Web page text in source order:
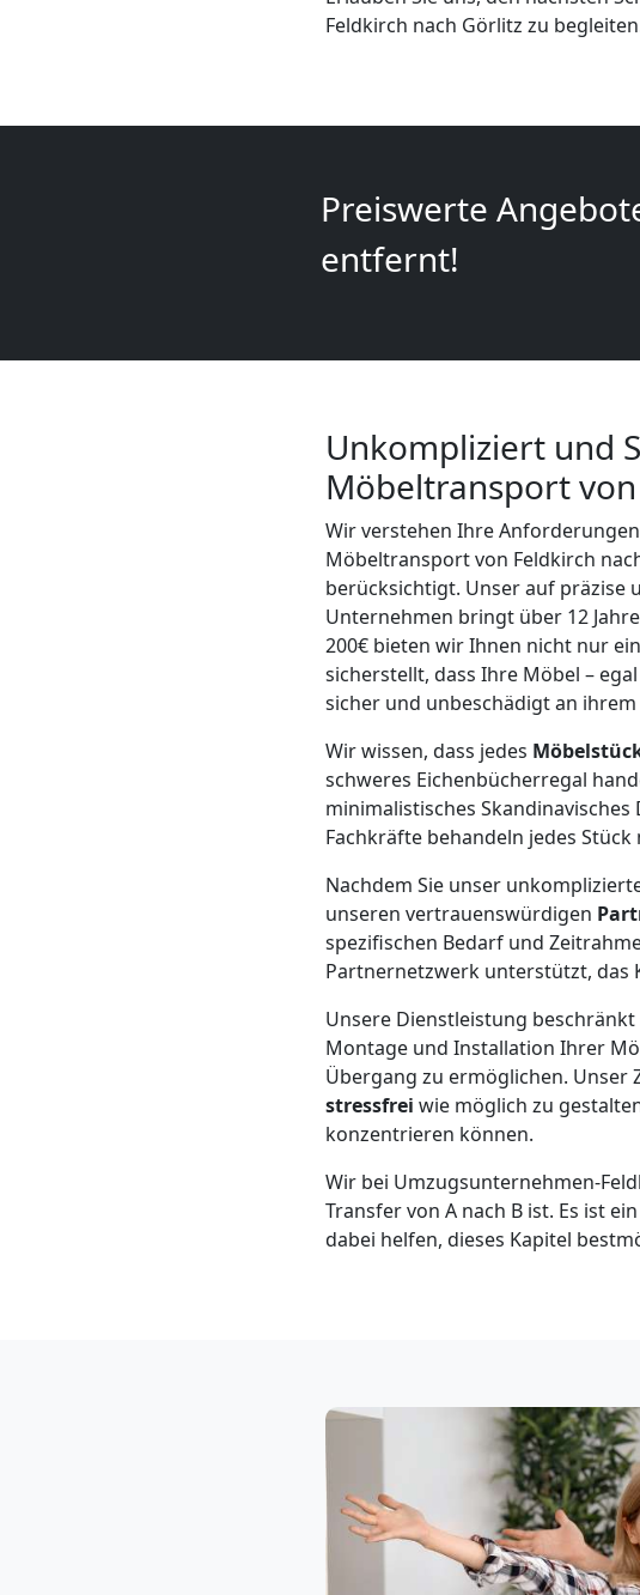
Feldkirch nach Görlitz zu
Preiswerte
entfernt!
Unkompliziert und
Möbeltransport
Wir verstehen Ihre
Möbeltransport von Feldkirch
berücksichtigt. Unser auf präzise
Unternehmen bringt über 12
200€ bieten wir Ihnen nicht nur
sicherstellt, dass Ihre Möbel –
sicher und unbeschädigt an
Wir wissen, dass jedes
schweres Eichenbücherregal
minimalistisches
Fachkräfte behandeln jedes
Nachdem Sie unser
unseren vertrauenswürdigen
spezifischen Bedarf und
Partnernetzwerk unterstützt, das
Unsere Dienstleistung
Montage und Installation Ihrer
Übergang zu ermöglichen. Unser
stressfrei wie möglich zu
konzentrieren können.
Wir bei Umzugsunternehmen-
Transfer von A nach B ist. Es ist
dabei helfen, dieses Kapitel
Klaviertransport